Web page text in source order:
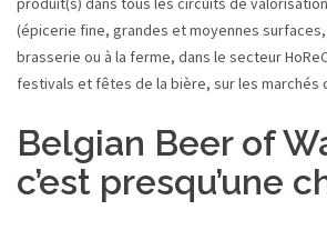
(épicerie fine, grandes et moyennes
brasserie ou à la ferme, dans le secteur
festivals et fêtes de la bière, sur les
Belgian Beer of
c’est presqu’une